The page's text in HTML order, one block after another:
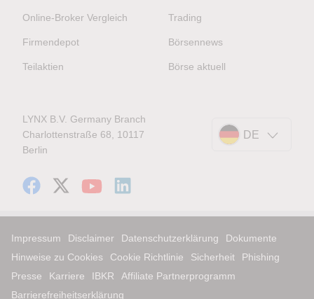
Online-Broker Vergleich
Firmendepot
Teilaktien
Trading
Börsennews
Börse aktuell
LYNX B.V. Germany Branch
Charlottenstraße 68, 10117
Berlin
DE
Impressum Disclaimer Datenschutzerklärung
Dokumente
Hinweise zu Cookies
Cookie Richtlinie Sicherheit
Phishing
Presse
Karriere IBKR
Affiliate Partnerprogramm
Barrierefreiheitserklärung